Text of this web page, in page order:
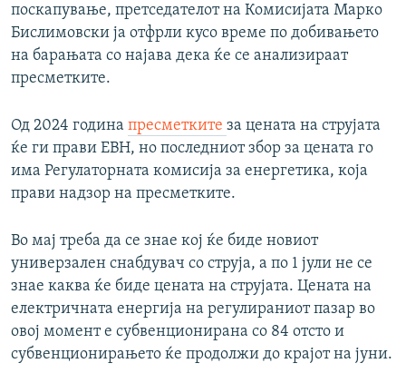
поскапување, претседателот на Комисијата Марко
Бислимовски ја отфрли кусо време по добивањето
на барањата со најава дека ќе се анализираат
пресметките.
Од 2024 година пресметките за цената на струјата
ќе ги прави ЕВН, но последниот збор за цената го
има Регулаторната комисија за енергетика, која
прави надзор на пресметките.
Во мај треба да се знае кој ќе биде новиот
универзален снабдувач со струја, а по 1 јули не се
знае каква ќе биде цената на струјата. Цената на
електричната енергија на регулираниот пазар во
овој момент е субвенционирана со 84 отсто и
субвенционирањето ќе продолжи до крајот на јуни.